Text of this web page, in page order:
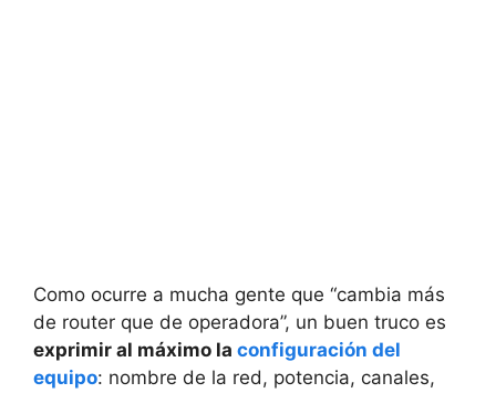
Como ocurre a mucha gente que “cambia más
de router que de operadora”, un buen truco es
exprimir al máximo la configuración del
equipo: nombre de la red, potencia, canales,